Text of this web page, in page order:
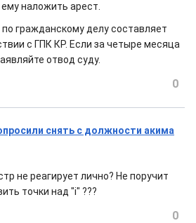
наложить арест.
гражданскому делу составляет
с ГПК КР. Если за четыре месяца
отвод суду.
0
снять с должности акима
не реагирует лично? Не поручит
точки над "i" ???
0